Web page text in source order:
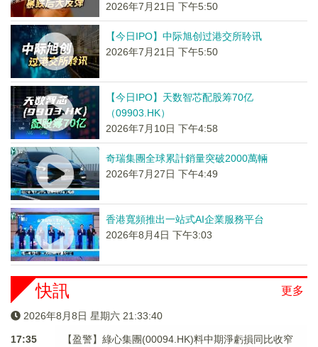
2026年7月21日 下午5:50
【今日IPO】中际旭创过港交所聆讯
2026年7月21日 下午5:50
【今日IPO】天数智芯配股筹70亿
（09903.HK）
2026年7月10日 下午4:58
奇瑞集團全球累計銷量突破2000萬輛
2026年7月27日 下午4:49
香港寬頻推出一站式AI企業服務平台
2026年8月4日 下午3:03
更多
快訊
2026年8月8日 星期六 21:33:40
17:35
【盈警】綠心集團(00094.HK)料中期淨虧損同比收窄